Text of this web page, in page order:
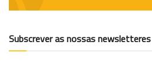
Subscrever as nossas newsletteres